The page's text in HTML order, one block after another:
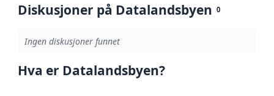
Diskusjoner på Datalandsbyen 0
Ingen diskusjoner funnet
Hva er Datalandsbyen?